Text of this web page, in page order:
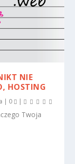
NIE
HOSTING
| 0 |
Twoja